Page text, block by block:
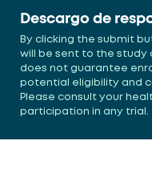
Descargo de
By clicking the submit
will be sent to the study
does not guarantee
potential eligibility and
Please consult your
participation in any trial.